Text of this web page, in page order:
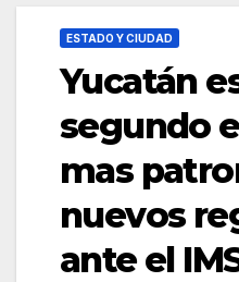
ESTADO Y CIUDAD
Yucatán
segundo
mas
nuevos
ante el